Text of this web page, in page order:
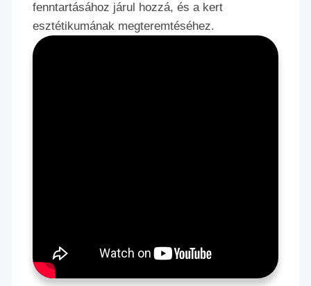
fenntartásához járul hozzá, és a kert
esztétikumának megteremtéséhez.